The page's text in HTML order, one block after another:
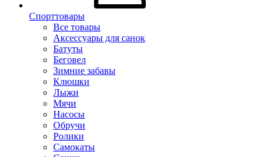
Спорттовары
Все товары
Аксессуары для санок
Батуты
Беговел
Зимние забавы
Клюшки
Лыжи
Мячи
Насосы
Обручи
Ролики
Самокаты